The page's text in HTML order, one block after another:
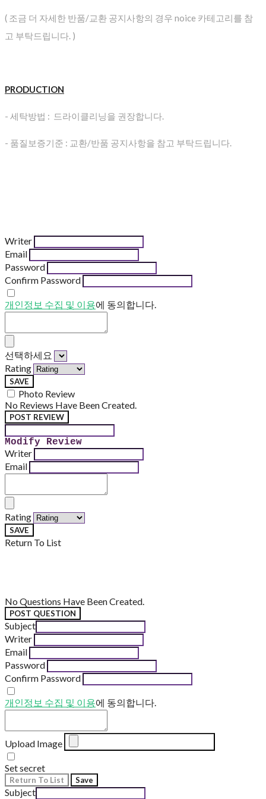
( 조금 더 자세한 반품/교환 공지사항의 경우 noice 카테고리를 참
고 부탁드립니다. )
PRODUCTION
- 세탁방법 : 드라이클리닝을 권장합니다.
- 품질보증기준 : 교환/반품 공지사항을 참고 부탁드립니다.
Writer
Email
Password
Confirm Password
개인정보 수집 및 이용에 동의합니다.
선택하세요
Rating
SAVE
Photo Review
No Reviews Have Been Created.
POST REVIEW
Modify Review
Writer
Email
Rating
SAVE
Return To List
No Questions Have Been Created.
POST QUESTION
Subject
Writer
Email
Password
Confirm Password
개인정보 수집 및 이용에 동의합니다.
Upload Image
Set secret
Return To List Save
Subject